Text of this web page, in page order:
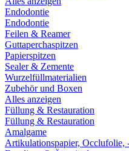
Endodontie
Endodontie
Feilen & Reamer
Guttaperchaspitzen
Papierspitzen
Sealer & Zemente
Wurzelfüllmaterialien
Zubehör und Boxen
Alles anzeigen
Füllung & Restauration
Füllung & Restauration
Amalgame
Artikulationspapier, Occlufolie,